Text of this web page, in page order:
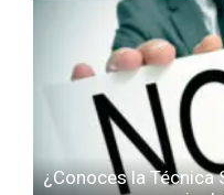
¿Conoces la Técnica